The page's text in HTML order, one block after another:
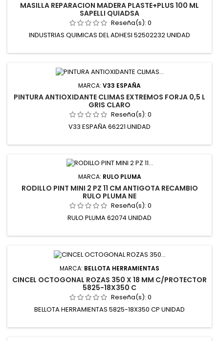
MASILLA REPARACION MADERA PLASTE+PLUS 100 ML
SAPELLI QUIADSA
Reseña(s): 0
INDUSTRIAS QUIMICAS DEL ADHESI 52502232 UNIDAD
MARCA: V33 ESPAÑA
PINTURA ANTIOXIDANTE CLIMAS EXTREMOS FORJA 0,5 L
GRIS CLARO
Reseña(s): 0
V33 ESPAÑA 66221 UNIDAD
MARCA: RULO PLUMA
RODILLO PINT MINI 2 PZ 11 CM ANTIGOTA RECAMBIO
RULO PLUMA NE
Reseña(s): 0
RULO PLUMA 62074 UNIDAD
MARCA: BELLOTA HERRAMIENTAS
CINCEL OCTOGONAL ROZAS 350 X 18 MM C/PROTECTOR
5825-18X350 C
Reseña(s): 0
BELLOTA HERRAMIENTAS 5825-18X350 CP UNIDAD